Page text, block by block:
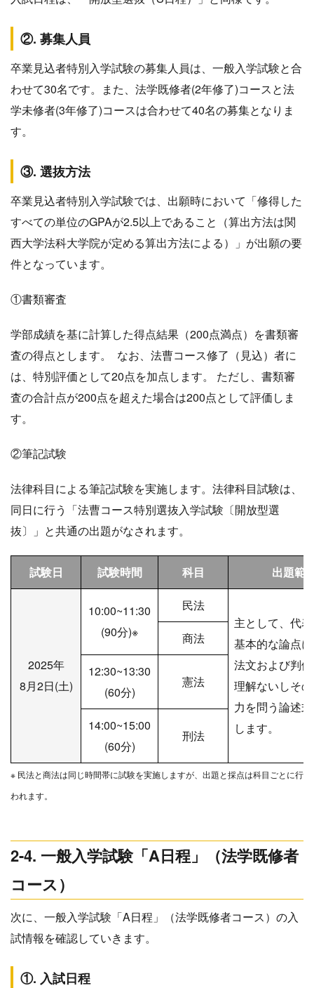
②. 募集人員
卒業見込者特別入学試験の募集人員は、一般入学試験と合
わせて30名です。また、法学既修者(2年修了)コースと法
学未修者(3年修了)コースは合わせて40名の募集となりま
す。
③. 選抜方法
卒業見込者特別入学試験では、出願時において「修得した
すべての単位のGPAが2.5以上であること（算出方法は関
西大学法科大学院が定める算出方法による）」が出願の要
件となっています。
①書類審査
学部成績を基に計算した得点結果（200点満点）を書類審
査の得点とします。 なお、法曹コース修了（見込）者に
は、特別評価として20点を加点します。 ただし、書類審
査の合計点が200点を超えた場合は200点として評価しま
す。
②筆記試験
法律科目による筆記試験を実施します。法律科目試験は、
同日に行う「法曹コース特別選抜入学試験〔開放型選
抜〕」と共通の出題がなされます。
試験日 試験時間 科目 出題範
2025年
8月2日(土)
10:00~11:30
(90分)※
民法
主として、代
基本的な論点
法文および判
理解ないしそ
力を問う論述
します。
商法
12:30~13:30
(60分)
憲法
14:00~15:00
(60分)
刑法
※ 民法と商法は同じ時間帯に試験を実施しますが、出題と採点は科目ごとに行
われます。
2-4. 一般入学試験「A日程」（法学既修者
コース）
次に、一般入学試験「A日程」（法学既修者コース）の入
試情報を確認していきます。
①. 入試日程